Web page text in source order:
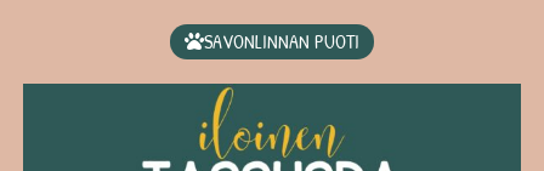
SAVONLINNAN PUOTI